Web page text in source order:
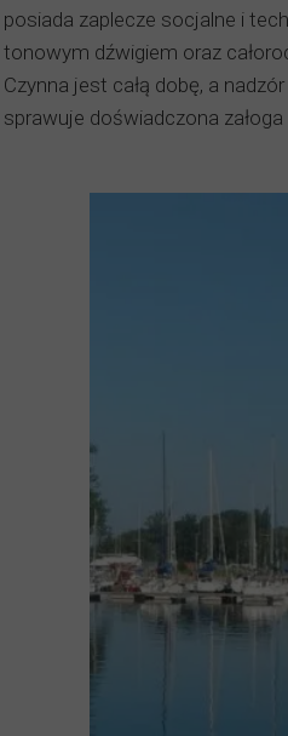
posiada zaplecze socjalne i
tonowym dźwigiem oraz
Czynna jest całą dobę, a
sprawuje doświadczona załoga